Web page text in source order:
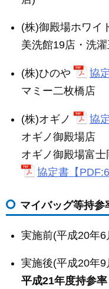
(株)御殿場ホワイ
美洗館19店・洗
(株)ひのや
協
マミー二枚橋店
(株)オギノ
協
オギノ御殿場店
オギノ御殿場富
協定書【
マイバッグ等持参
実施前(平成20年
実施後(平成20年
平成21年度持参